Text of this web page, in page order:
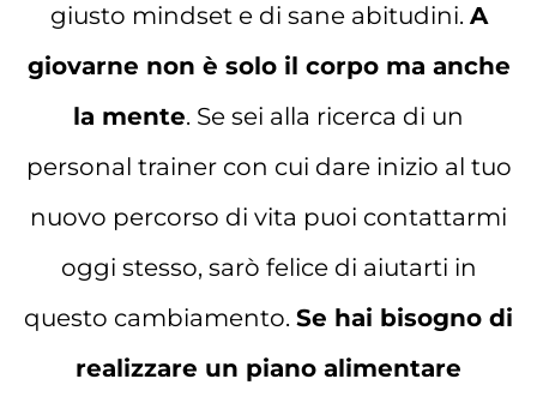
giusto mindset e di sane abitudini. A
giovarne non è solo il corpo ma anche
la mente. Se sei alla ricerca di un
personal trainer con cui dare inizio al tuo
nuovo percorso di vita puoi contattarmi
oggi stesso, sarò felice di aiutarti in
questo cambiamento. Se hai bisogno di
realizzare un piano alimentare